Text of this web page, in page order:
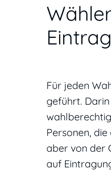
Für jeden
geführt.
Personen,
aber von der
auf